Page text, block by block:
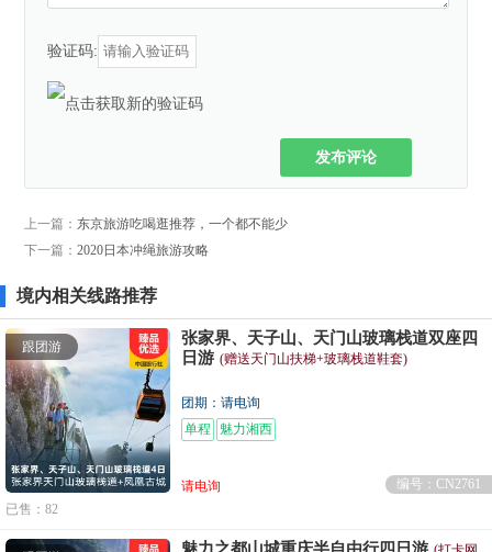
验证码:
发布评论
上一篇： 东京旅游吃喝逛推荐，一个都不能少
下一篇：2020日本冲绳旅游攻略
境内相关线路推荐
跟团游
张家界、天子山、天门山玻璃栈道双座四
日游 (赠送天门山扶梯+玻璃栈道鞋套)
团期：请电询
单程
魅力湘西
请电询
编号：CN2761
已售：82
魅力之都山城重庆半自由行四日游